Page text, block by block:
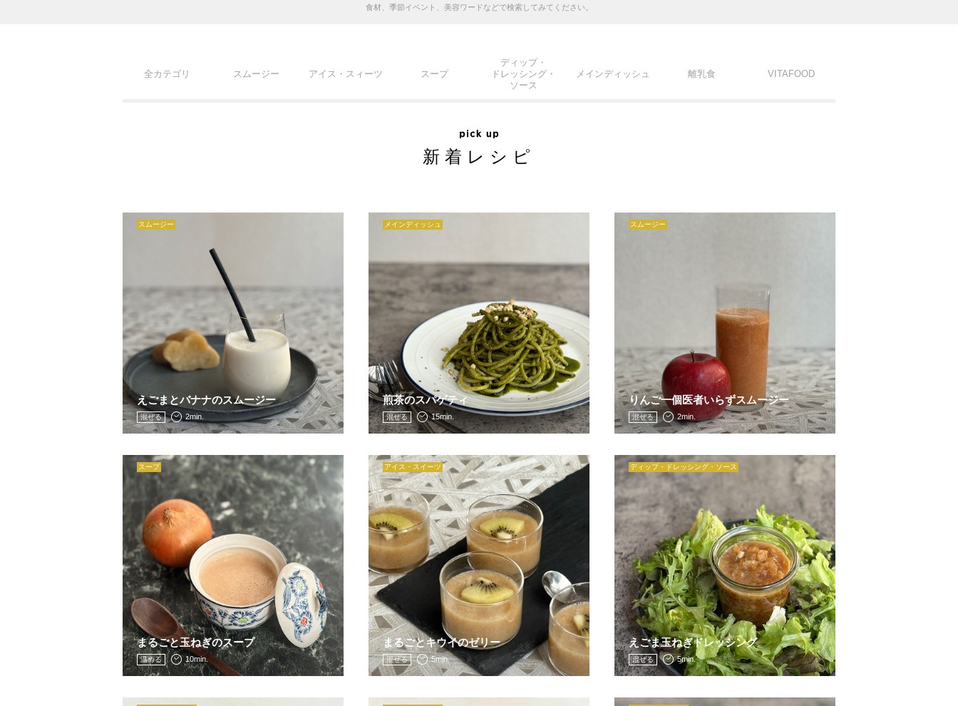
食材、季節イベント、美容ワードなどで検索してみてください。
全カテゴリ スムージー アイス・スィーツ スープ
ディップ・
ドレッシング・
ソース
メインディッシュ 離乳食 VITAFOOD
新着レシピ
スムージー
えごまとバナナのスムージー
混ぜる 2min.
メインディッシュ
煎茶のスパゲティ
混ぜる 15min.
スムージー
りんご一個医者いらずスムージー
混ぜる 2min.
スープ
まるごと玉ねぎのスープ
温める 10min.
アイス・スイーツ
まるごとキウイのゼリー
混ぜる 5min.
ディップ・ドレッシング・ソース
えごま玉ねぎドレッシング
混ぜる 5min.